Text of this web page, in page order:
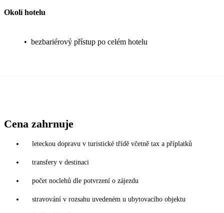
Okolí hotelu
• bezbariérový přístup po celém hotelu
Cena zahrnuje
leteckou dopravu v turistické třídě včetně tax a příplatků
transfery v destinaci
počet noclehů dle potvrzení o zájezdu
stravování v rozsahu uvedeném u ubytovacího objektu